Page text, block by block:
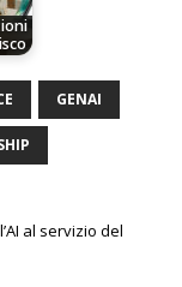
GENAI
al servizio del